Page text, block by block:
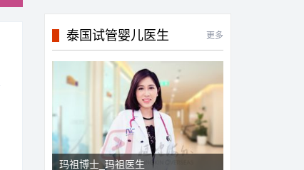
泰国试管婴儿医生 更多
玛祖博士_玛祖医生